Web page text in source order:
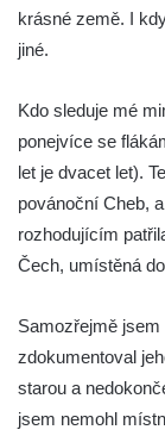
Muzeum
Novoveské
Muzeum
Muzeum
Královská
muzeum
Muzeum
Libyni
Vlastivědné
krásné země. I
jiné.
Kdo sleduje mé
ponejvíce se
let je dvacet let).
povánoční Cheb,
rozhodujícím
Čech, umístěná
Samozřejmě
zdokumentoval
starou a
jsem nemohl